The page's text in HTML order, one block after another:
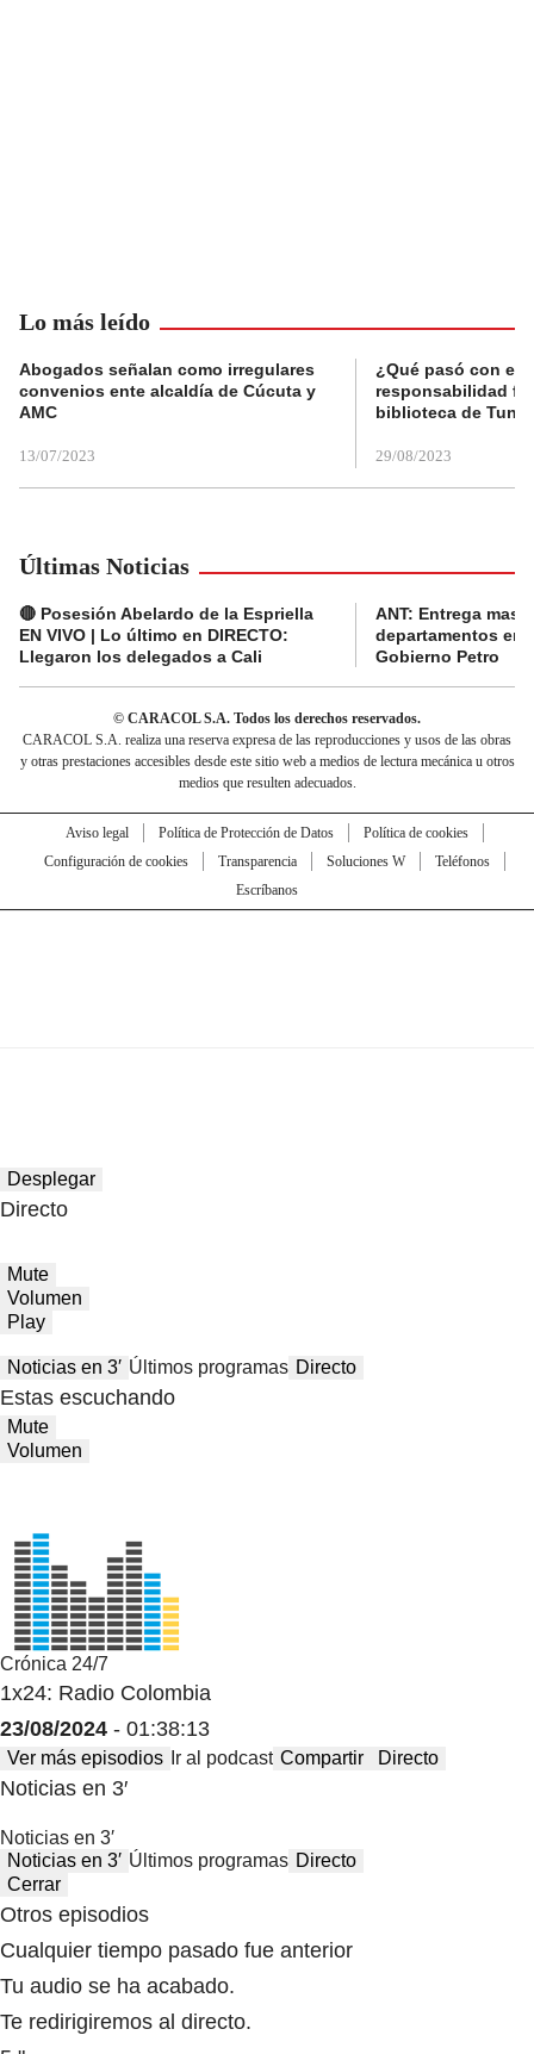
Lo más leído
Abogados señalan como irregulares
convenios ente alcaldía de Cúcuta y
AMC
13/07/2023
¿Qué pasó con el
responsabilidad
biblioteca de
29/08/2023
Últimas Noticias
🔴 Posesión Abelardo de la Espriella
EN VIVO | Lo último en DIRECTO:
Llegaron los delegados a Cali
ANT: Entrega
departamentos en
Gobierno Petro
© CARACOL S.A. Todos los derechos reservados.
CARACOL S.A. realiza una reserva expresa de las reproducciones y usos de las obras
y otras prestaciones accesibles desde este sitio web a medios de lectura mecánica u otros
medios que resulten adecuados.
Aviso legal Política de Protección de Datos
Política de cookies
Configuración de cookies
Transparencia Soluciones W
Teléfonos
Escríbanos
Desplegar
Directo
Mute
Volumen
Play
Noticias en 3′ Últimos programas Directo
Estas escuchando
Mute
Volumen
Crónica 24/7
1x24: Radio Colombia
23/08/2024 - 01:38:13
Ver más episodios Ir al podcast Compartir Directo
Noticias en 3′
Noticias en 3′
Noticias en 3′ Últimos programas Directo
Cerrar
Otros episodios
Cualquier tiempo pasado fue anterior
Tu audio se ha acabado.
Te redirigiremos al directo.